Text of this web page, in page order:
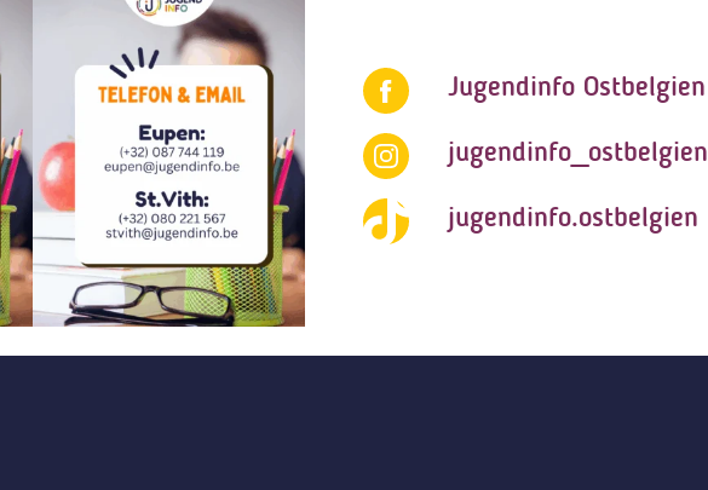
Jugendinfo Ostbelgien
jugendinfo_ostbelgien
jugendinfo.ostbelgien